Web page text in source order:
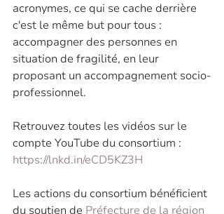
acronymes, ce qui se cache derrière
c'est le même but pour tous :
accompagner des personnes en
situation de fragilité, en leur
proposant un accompagnement socio-
professionnel.
Retrouvez toutes les vidéos sur le
compte YouTube du consortium :
https://lnkd.in/eCD5KZ3H
Les actions du consortium bénéficient
du soutien de Préfecture de la région